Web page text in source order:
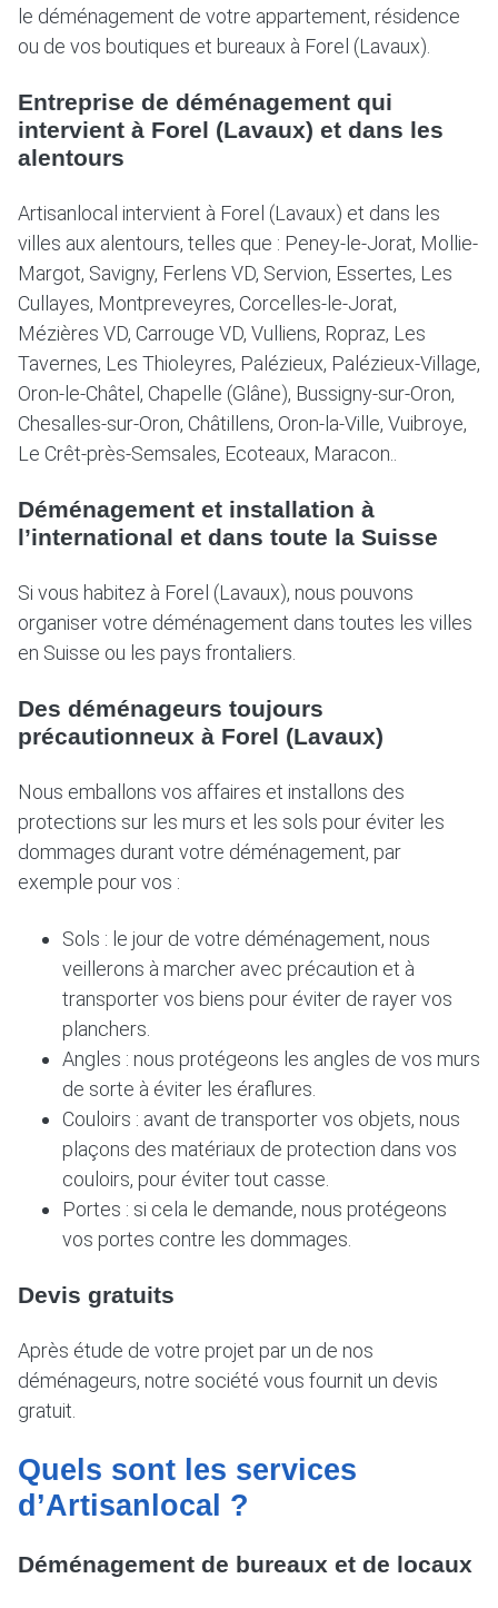
le déménagement de votre appartement, résidence
ou de vos boutiques et bureaux à Forel (Lavaux).
Entreprise de déménagement qui
intervient à Forel (Lavaux) et dans les
alentours
Artisanlocal intervient à Forel (Lavaux) et dans les
villes aux alentours, telles que : Peney-le-Jorat, Mollie-
Margot, Savigny, Ferlens VD, Servion, Essertes, Les
Cullayes, Montpreveyres, Corcelles-le-Jorat,
Mézières VD, Carrouge VD, Vulliens, Ropraz, Les
Tavernes, Les Thioleyres, Palézieux, Palézieux-Village,
Oron-le-Châtel, Chapelle (Glâne), Bussigny-sur-Oron,
Chesalles-sur-Oron, Châtillens, Oron-la-Ville, Vuibroye,
Le Crêt-près-Semsales, Ecoteaux, Maracon..
Déménagement et installation à
l’international et dans toute la Suisse
Si vous habitez à Forel (Lavaux), nous pouvons
organiser votre déménagement dans toutes les villes
en Suisse ou les pays frontaliers.
Des déménageurs toujours
précautionneux à Forel (Lavaux)
Nous emballons vos affaires et installons des
protections sur les murs et les sols pour éviter les
dommages durant votre déménagement, par
exemple pour vos :
Sols : le jour de votre déménagement, nous
veillerons à marcher avec précaution et à
transporter vos biens pour éviter de rayer vos
planchers.
Angles : nous protégeons les angles de vos murs
de sorte à éviter les éraflures.
Couloirs : avant de transporter vos objets, nous
plaçons des matériaux de protection dans vos
couloirs, pour éviter tout casse.
Portes : si cela le demande, nous protégeons
vos portes contre les dommages.
Devis gratuits
Après étude de votre projet par un de nos
déménageurs, notre société vous fournit un devis
gratuit.
Quels sont les services
d’Artisanlocal ?
Déménagement de bureaux et de locaux